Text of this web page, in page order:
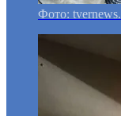
Фото: